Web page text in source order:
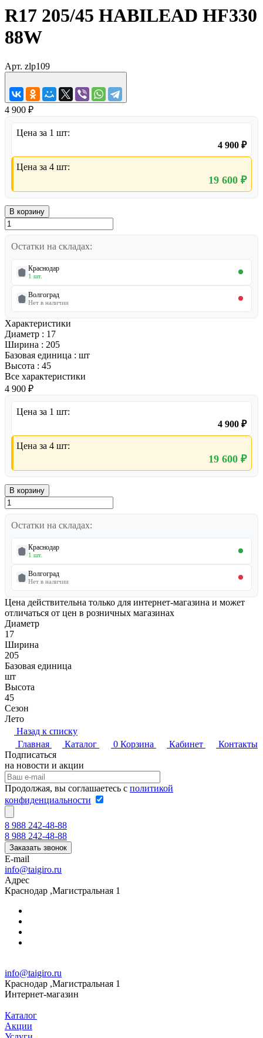
R17 205/45 HABILEAD HF330
88W
Арт. zlp109
4 900 ₽
Цена за 1 шт:
4 900 ₽
Цена за 4 шт:
19 600 ₽
В корзину
Остатки на складах:
Краснодар
1 шт.
Волгоград
Нет в наличии
Характеристики
Диаметр : 17
Ширина : 205
Базовая единица : шт
Высота : 45
Все характеристики
4 900 ₽
Цена за 1 шт:
4 900 ₽
Цена за 4 шт:
19 600 ₽
В корзину
Остатки на складах:
Краснодар
1 шт.
Волгоград
Нет в наличии
Цена действительна только для интернет-магазина и может
отличаться от цен в розничных магазинах
Диаметр
17
Ширина
205
Базовая единица
шт
Высота
45
Cезон
Лето
Назад к списку
Главная
Каталог 0 Корзина Кабинет
Контакты
Подписаться
на новости и акции
Продолжая, вы соглашаетесь с политикой
конфиденциальности
8 988 242-48-88
8 988 242-48-88
Заказать звонок
E-mail
info@taigiro.ru
Адрес
Краснодар ,Магистральная 1
info@taigiro.ru
Краснодар ,Магистральная 1
Интернет-магазин
Каталог
Акции